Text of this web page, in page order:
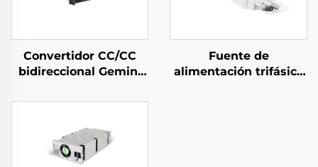
Convertidor CC/CC
bidireccional Gemini
Fuente de
alimentación trifásica